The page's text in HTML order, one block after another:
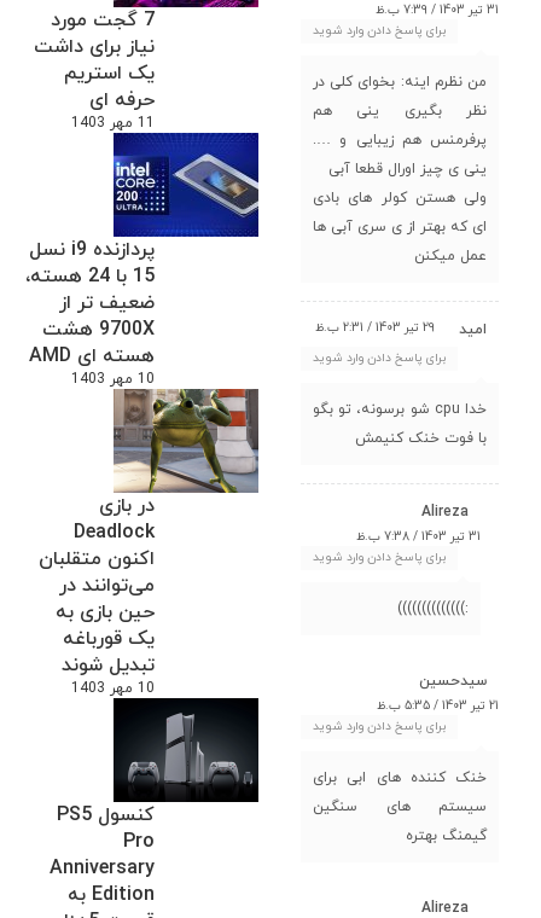
7 گجت مورد
نیاز برای داشت
یک استریم
حرفه ای
11 مهر 1403
پردازنده i9 نسل
15 با 24 هسته،
ضعیف تر از
9700X هشت
هسته ای AMD
10 مهر 1403
در بازی
Deadlock
اکنون متقلبان
می‌توانند در
حین بازی به
یک قورباغه
تبدیل شوند
10 مهر 1403
کنسول PS5
Pro
Anniversary
Edition به
31 تیر 1403 / 7:39 ب.ظ
برای پاسخ دادن وارد شوید
من نظرم اینه: بخوای کلی در
نظر بگیری ینی هم
پرفرمنس هم زیبایی و ….
ینی ی چیز اورال قطعا آبی
ولی هستن کولر های بادی
ای که بهتر از ی سری آبی ها
عمل میکنن
امید
29 تیر 1403 / 2:31 ب.ظ
برای پاسخ دادن وارد شوید
خدا cpu شو برسونه، تو بگو
با فوت خنک کنیمش
Alireza
31 تیر 1403 / 7:38 ب.ظ
برای پاسخ دادن وارد شوید
:))))))))))))))
سیدحسین
21 تیر 1403 / 5:35 ب.ظ
برای پاسخ دادن وارد شوید
خنک کننده های ابی برای
سیستم های سنگین
گیمنگ بهتره
Alireza